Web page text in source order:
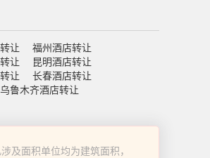
让
福州酒店转让
让
昆明酒店转让
让
长春酒店转让
乌鲁木齐酒店转让
及面积单位均为建筑面积，